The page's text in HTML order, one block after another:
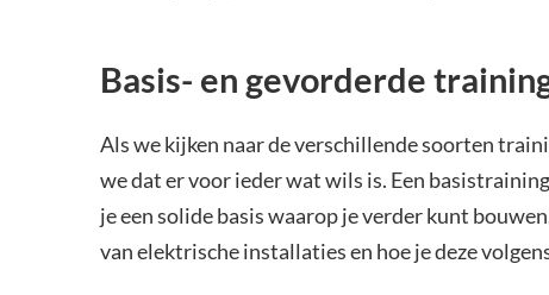
Basis- en gevorderde
Als we kijken naar de verschillende soorten
we dat er voor ieder wat wils is. Een
je een solide basis waarop je verder kunt
van elektrische installaties en hoe je deze